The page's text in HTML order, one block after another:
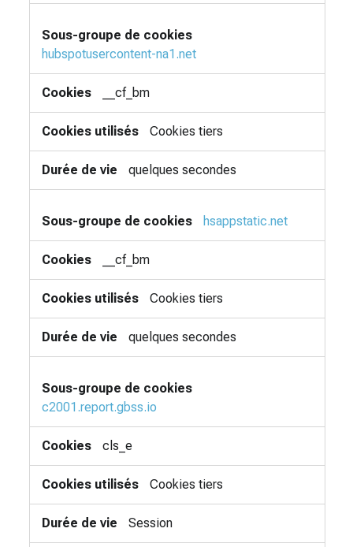
hubspotusercontent-na1.net
__cf_bm
Cookies tiers
quelques secondes
hsappstatic.net
__cf_bm
Cookies tiers
quelques secondes
c2001.report.gbss.io
cls_e
Cookies tiers
Session